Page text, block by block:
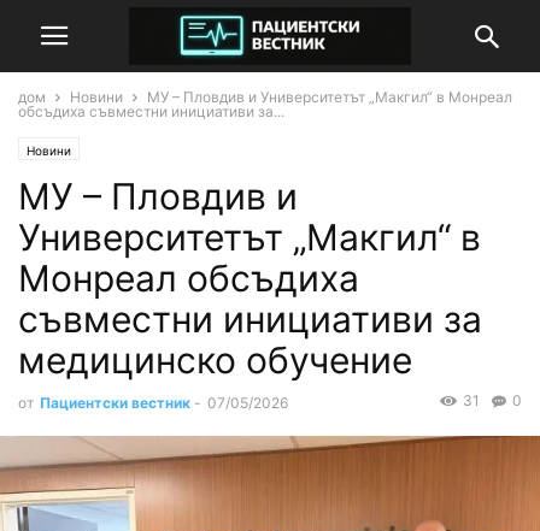
дом Новини
МУ – Пловдив и Университетът „Макгил“ в Монреал
обсъдиха съвместни инициативи за...
Новини
МУ – Пловдив и
Университетът „Макгил“ в
Монреал обсъдиха
съвместни инициативи за
медицинско обучение
от Пациентски вестник - 07/05/2026 0
31